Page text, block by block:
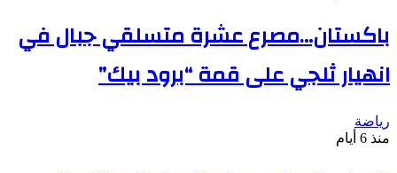
باكستان…مصرع عشرة متسلقي جبال في
انهيار ثلجي على قمة “برود بيك”
رياضة
منذ 6 أيام